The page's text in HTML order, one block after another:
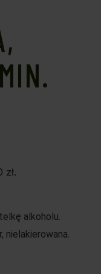
zł.
alkoholu.
nielakierowana.